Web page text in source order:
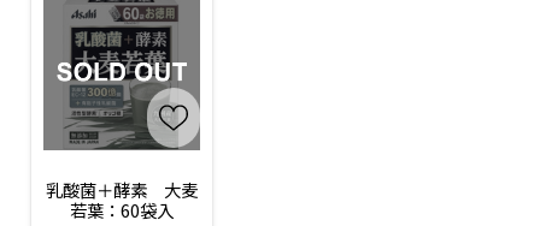
乳酸菌＋酵素　大麦
若葉：60袋入